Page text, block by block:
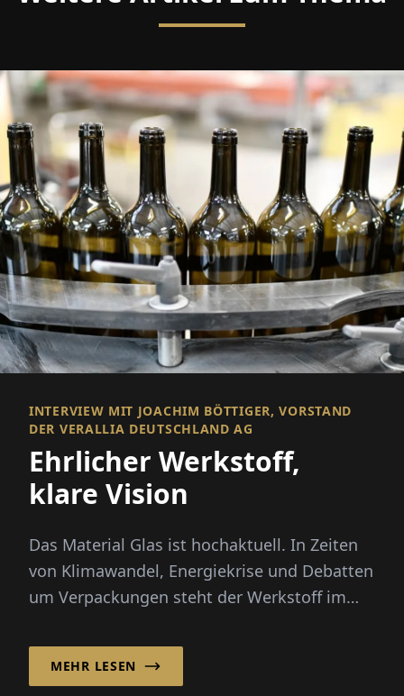
INTERVIEW MIT JOACHIM BÖTTIGER, VORSTAND
DER VERALLIA DEUTSCHLAND AG
Ehrlicher Werkstoff,
klare Vision
Das Material Glas ist hochaktuell. In Zeiten
von Klimawandel, Energiekrise und Debatten
um Verpackungen steht der Werkstoff im
MEHR LESEN